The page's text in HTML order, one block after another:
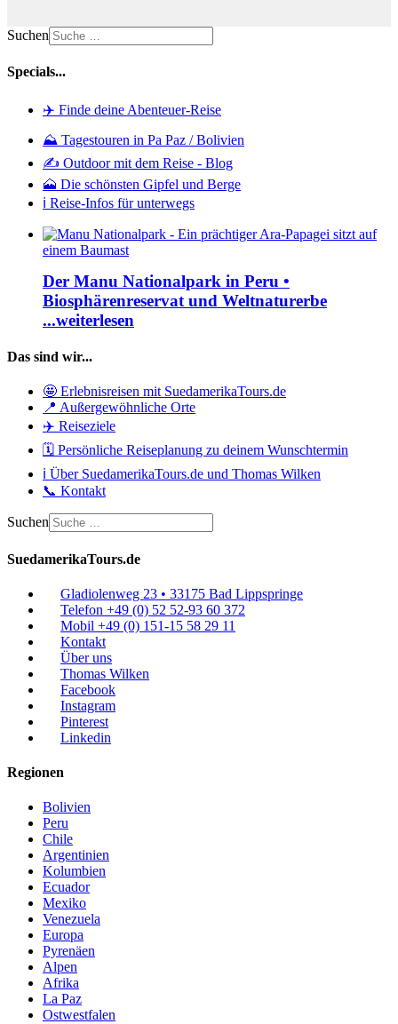
Suchen
Specials...
✈️ Finde deine Abenteuer-Reise
⛰️ Tagestouren in Pa Paz / Bolivien
✍️ Outdoor mit dem Reise - Blog
🗻 Die schönsten Gipfel und Berge
ℹ️ Reise-Infos für unterwegs
Der Manu Nationalpark in Peru •
Biosphärenreservat und Weltnaturerbe
...weiterlesen
Das sind wir...
🤩 Erlebnisreisen mit SuedamerikaTours.de
📍 Außergewöhnliche Orte
✈️ Reiseziele
🗓️ Persönliche Reiseplanung zu deinem Wunschtermin
ℹ️ Über SuedamerikaTours.de und Thomas Wilken
📞 Kontakt
Suchen
SuedamerikaTours.de
Gladiolenweg 23 • 33175 Bad Lippspringe
Telefon +49 (0) 52 52-93 60 372
Mobil +49 (0) 151-15 58 29 11
Kontakt
Über uns
Thomas Wilken
Facebook
Instagram
Pinterest
Linkedin
Regionen
Bolivien
Peru
Chile
Argentinien
Kolumbien
Ecuador
Mexiko
Venezuela
Europa
Pyrenäen
Alpen
Afrika
La Paz
Ostwestfalen